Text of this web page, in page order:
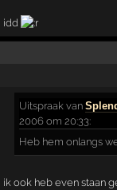
idd
Uitspraak van
2006 om 20:33:
Heb hem onlangs
ik ook heb even staan